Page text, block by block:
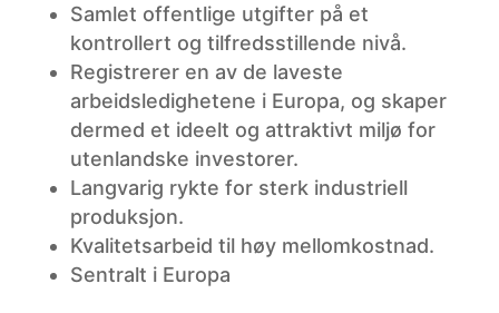
Samlet offentlige utgifter på et
kontrollert og tilfredsstillende nivå.
Registrerer en av de laveste
arbeidsledighetene i Europa, og skaper
dermed et ideelt og attraktivt miljø for
utenlandske investorer.
Langvarig rykte for sterk industriell
produksjon.
Kvalitetsarbeid til høy mellomkostnad.
Sentralt i Europa